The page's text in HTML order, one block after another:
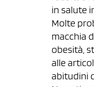
in salute
Molte
macchia
obesità,
alle
abitudini